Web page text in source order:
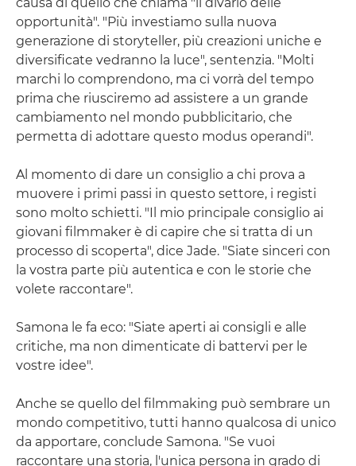
opportunità". "Più investiamo sulla nuova
generazione di storyteller, più creazioni uniche e
diversificate vedranno la luce", sentenzia. "Molti
marchi lo comprendono, ma ci vorrà del tempo
prima che riusciremo ad assistere a un grande
cambiamento nel mondo pubblicitario, che
permetta di adottare questo modus operandi".
Al momento di dare un consiglio a chi prova a
muovere i primi passi in questo settore, i registi
sono molto schietti. "Il mio principale consiglio ai
giovani filmmaker è di capire che si tratta di un
processo di scoperta", dice Jade. "Siate sinceri con
la vostra parte più autentica e con le storie che
volete raccontare".
Samona le fa eco: "Siate aperti ai consigli e alle
critiche, ma non dimenticate di battervi per le
vostre idee".
Anche se quello del filmmaking può sembrare un
mondo competitivo, tutti hanno qualcosa di unico
da apportare, conclude Samona. "Se vuoi
raccontare una storia, l'unica persona in grado di